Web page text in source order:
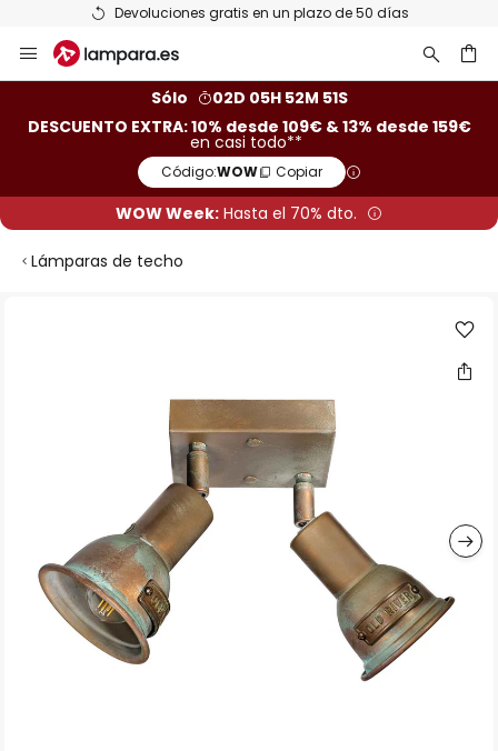
Devoluciones gratis en un plazo de 50 días
al
Sólo
02D 05H 52M 51S
DESCUENTO EXTRA: 10% desde 109€ & 13% desde 159€
en casi todo**
Código:WOW Copiar
WOW Week: Hasta el 70% dto.
Lámparas de techo